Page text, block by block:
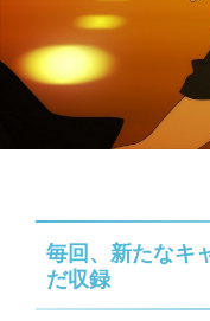
毎回、新たなキ
だ収録